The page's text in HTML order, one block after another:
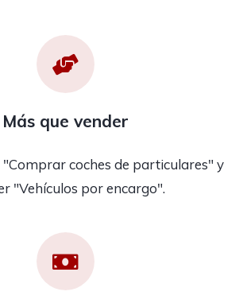
Más que vender
"Comprar coches de particulares" y
"Vehículos por encargo".